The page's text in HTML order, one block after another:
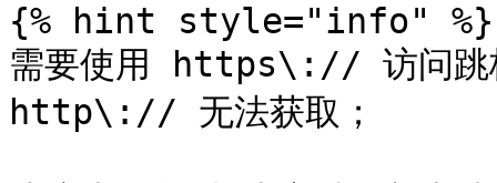
{% hint style="info" %}
需要使用 https\:// 访问跳板
http\:// 无法获取；